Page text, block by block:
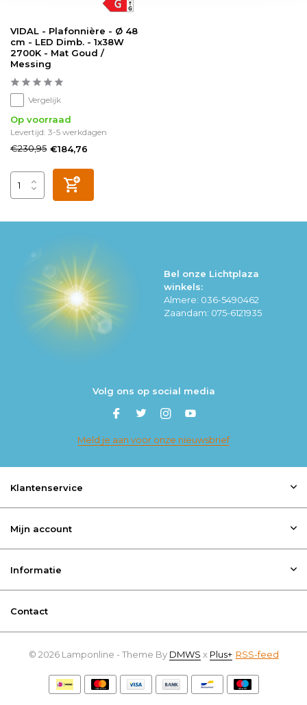
VIDAL - Plafonnière - Ø 48
cm - LED Dimb. - 1x38W
2700K - Mat Goud /
Messing
Vergelijk
Op voorraad
Levertijd: 3-5 werkdagen
€230,95 €184,76
Bel onze Lichtplaza
winkels:
Almere: 036-5490462
Zaandam: 075-6121935
Volg ons op social media
Meld je aan voor onze nieuwsbrief
Klantenservice
Mijn account
Informatie
Contact
© 2026 Lamponline - Theme By DMWS x Plus+ RSS-feed